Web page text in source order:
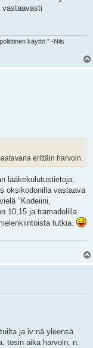
vastaavasti
käyttö." -Nils
erittäin harvoin.
lääkekulutustietoja,
oksikodonilla vastaava
"Kodeiini,
10,15 ja tramadolilla
tutkia.
ja iv:nä yleensä
tosin aika harvoin, n.